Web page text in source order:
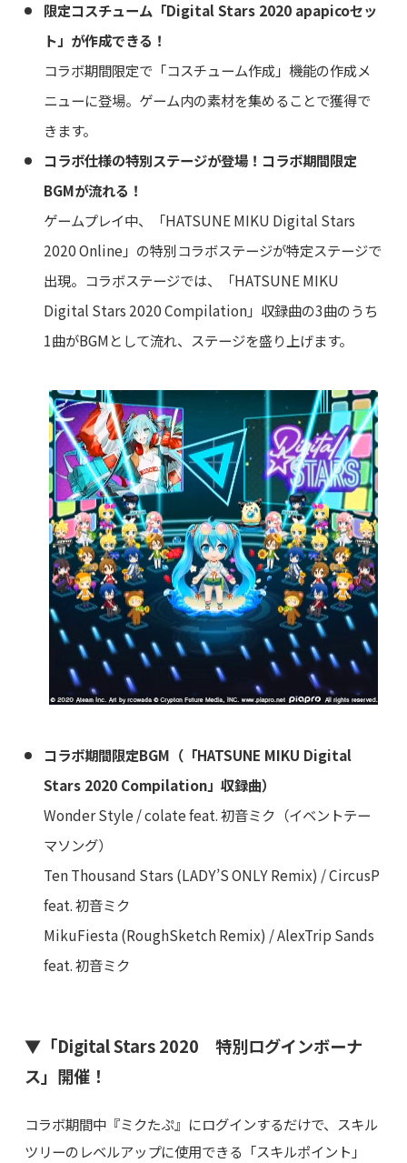
限定コスチューム「Digital Stars 2020 apapicoセッ
ト」が作成できる！
コラボ期間限定で「コスチューム作成」機能の作成メ
ニューに登場。ゲーム内の素材を集めることで獲得で
きます。
コラボ仕様の特別ステージが登場！コラボ期間限定
BGMが流れる！
ゲームプレイ中、「HATSUNE MIKU Digital Stars
2020 Online」の特別コラボステージが特定ステージで
出現。コラボステージでは、「HATSUNE MIKU
Digital Stars 2020 Compilation」収録曲の3曲のうち
1曲がBGMとして流れ、ステージを盛り上げます。
コラボ期間限定BGM（「HATSUNE MIKU Digital
Stars 2020 Compilation」収録曲）
Wonder Style / colate feat. 初音ミク（イベントテー
マソング）
Ten Thousand Stars (LADY’S ONLY Remix) / CircusP
feat. 初音ミク
MikuFiesta (RoughSketch Remix) / AlexTrip Sands
feat. 初音ミク
▼「Digital Stars 2020 特別ログインボーナ
ス」開催！
コラボ期間中『ミクたぷ』にログインするだけで、スキル
ツリーのレベルアップに使用できる「スキルポイント」